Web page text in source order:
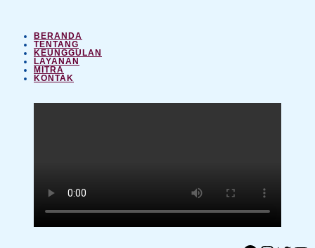
BERANDA
TENTANG
KEUNGGULAN
LAYANAN
MITRA
KONTAK